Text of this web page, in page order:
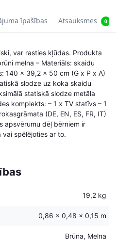
īpašības Atsauksmes 0
var rasties kļūdas. Produkta
melna – Materiāls: skaidu
140 x 39,2 x 50 cm (G x P x A)
slodze uz koka skaidu
statiskā slodze metāla
komplekts: – 1 x TV statīvs – 1
(DE, EN, ES, FR, IT)
apsvērumu dēļ bērniem ir
spēlējoties ar to.
19,2 kg
0,86 × 0,48 × 0,15 m
Brūna, Melna